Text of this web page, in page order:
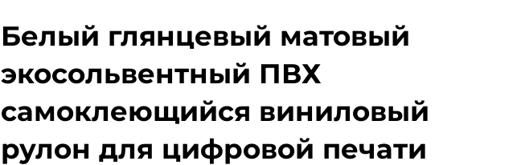
Белый глянцевый матовый
экосольвентный ПВХ
самоклеющийся виниловый
рулон для цифровой печати